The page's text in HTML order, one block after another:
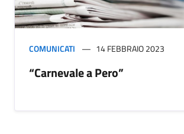
COMUNICATI 14 FEBBRAIO 2023
“Carnevale a Pero”